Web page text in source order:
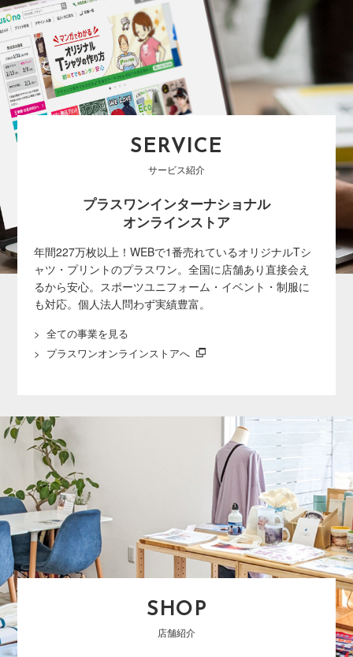
SERVICE
サービス紹介
プラスワンインターナショナル
オンラインストア
年間227万枚以上！WEBで1番売れているオリジナルTシ
ャツ・プリントのプラスワン。全国に店舗あり直接会え
るから安心。スポーツユニフォーム・イベント・制服に
も対応。個人法人問わず実績豊富。
全ての事業を見る
プラスワンオンラインストアへ
SHOP
店舗紹介